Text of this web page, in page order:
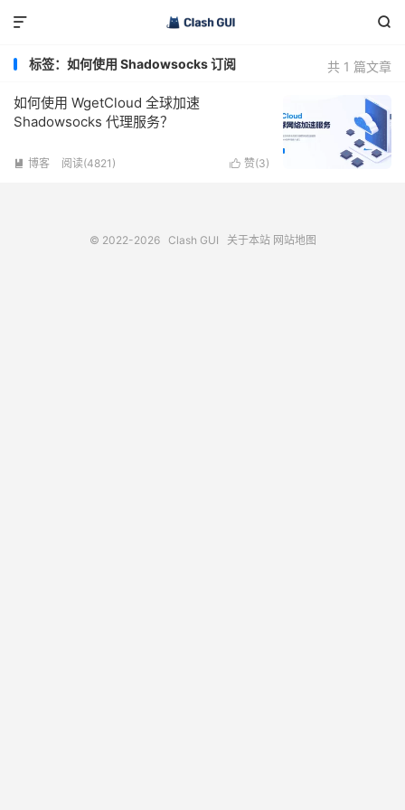


共 1 篇文章
标签：如何使用 Shadowsocks 订阅
如何使用 WgetCloud 全球加速
Shadowsocks 代理服务？
 赞(3)
 博客 阅读(4821)
© 2022-2026 Clash GUI 关于本站 网站地图